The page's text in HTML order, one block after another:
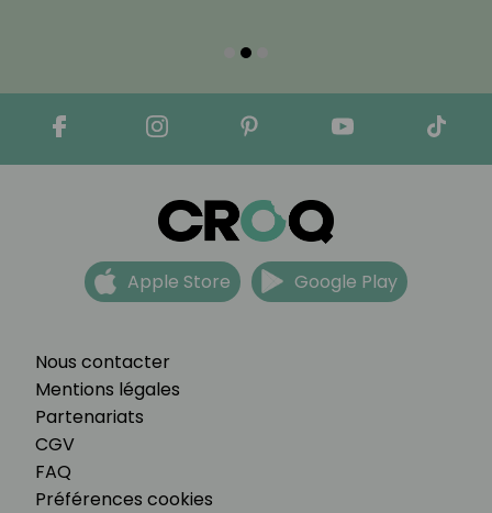
Nous contacter
Mentions légales
Partenariats
CGV
FAQ
Préférences cookies
Apple Store Google Play